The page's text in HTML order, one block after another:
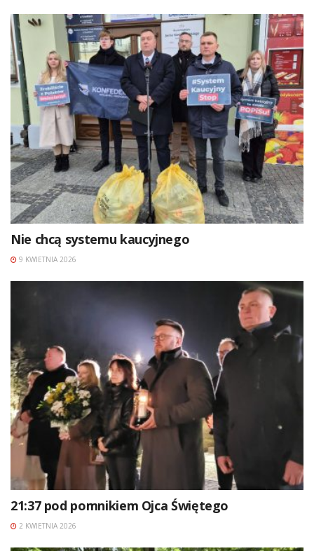
Nie chcą systemu kaucyjnego
9 KWIETNIA 2026
21:37 pod pomnikiem Ojca Świętego
2 KWIETNIA 2026